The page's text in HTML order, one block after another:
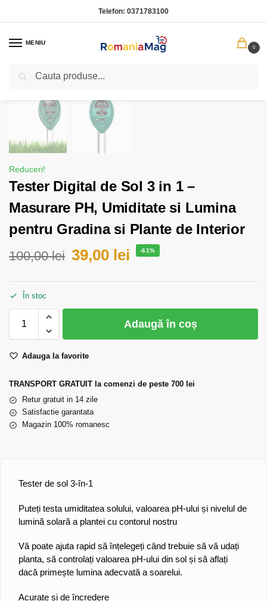
Telefon: 0371783100
MENIU
0
Prima pagină / Casa Gradina
Reduceri!
Tester Digital de Sol 3 in 1 –
Masurare PH, Umiditate si Lumina
pentru Gradina si Plante de Interior
100,00lei 39,00 lei -61%
În stoc
Adaugă în coș
Adauga la favorite
TRANSPORT GRATUIT la comenzi de peste 700 lei
Retur gratuit in 14 zile
Satisfactie garantata
Magazin 100% romanesc
Tester de sol 3-în-1
Puteți testa umiditatea solului, valoarea pH-ului și nivelul de
lumină solară a plantei cu contorul nostru
Vă poate ajuta rapid să înțelegeți când trebuie să vă udați
planta, să controlați valoarea pH-ului din sol și să aflați
dacă primește lumina adecvată a soarelui.
Acurate și de încredere